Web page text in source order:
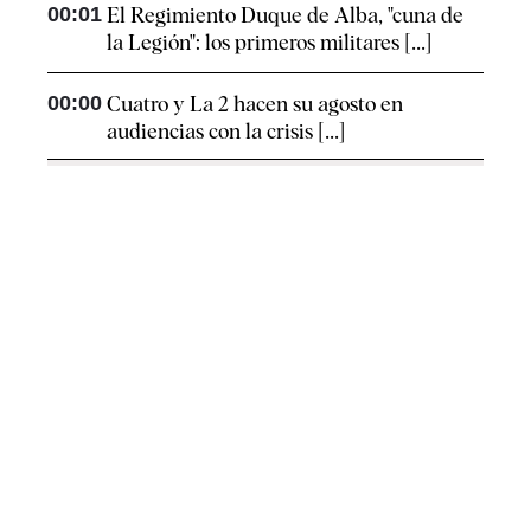
00:01 El Regimiento Duque de Alba, "cuna de
la Legión": los primeros militares [...]
00:00 Cuatro y La 2 hacen su agosto en
audiencias con la crisis [...]